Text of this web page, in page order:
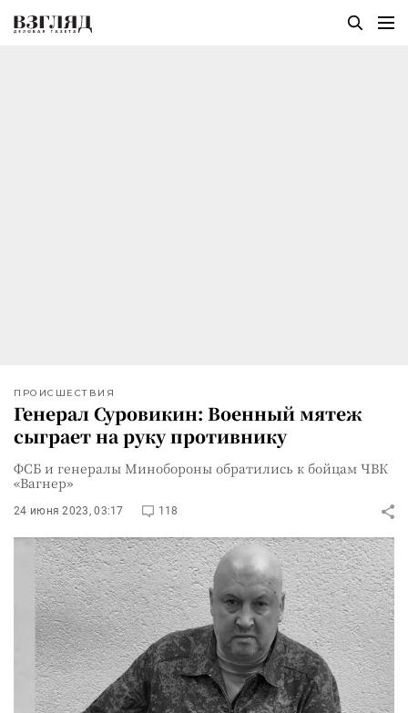
ПРОИСШЕСТВИЯ
Генерал Суровикин: Военный мятеж
сыграет на руку противнику
ФСБ и генералы Минобороны обратились к бойцам ЧВК
«Вагнер»
24 июня 2023, 03:17 118